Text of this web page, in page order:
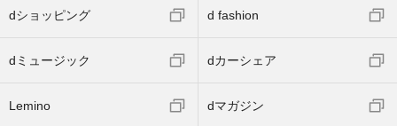
dショッピング d fashion
dミュージック dカーシェア
Lemino dマガジン